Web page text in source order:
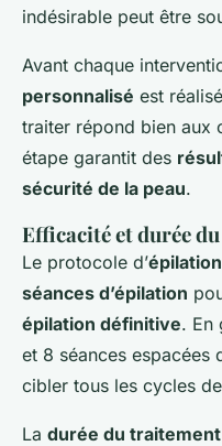
indésirable peut être
Avant chaque
personnalisé est
traiter répond bien aux
étape garantit des
sécurité de la peau.
Efficacité et durée
Le protocole d’
séances d’épilation
épilation définitive. En
et 8 séances espacées
cibler tous les cycles
La durée du traitement